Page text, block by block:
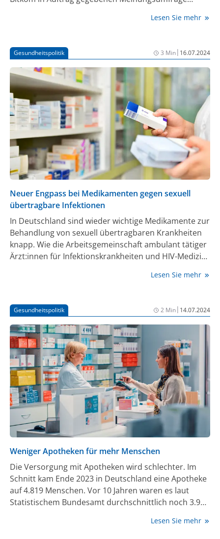
(GBA), beleuchten weitere blinde Flecken im AMNOG-
nutzen oder in der Zukunft anwenden werden.
Lesen Sie mehr
Gesundheitspolitik 3 Min| 16.07.2024
Neuer Engpass bei Medikamenten gegen sexuell
übertragbare Infektionen
In Deutschland sind wieder wichtige Medikamente zur
Behandlung von sexuell übertragbaren Krankheiten
knapp. Wie die Arbeitsgemeinschaft ambulant tätiger
Ärzt:innen für Infektionskrankheiten und HIV-Medizin
Vertretung HIV-kompetenter Apotheken (DAHKA)
Doxycyclin und Azithromycin offenbar nicht mehr
ausreichend zur Verfügung. Damit muss mit
Einschränkungen bei der Behandlung von
Krankheiten wie eine Chlamydien-Infektion,
Gonorrhoe und Syphilis gerechnet werden.
Lesen Sie mehr
Gesundheitspolitik 2 Min| 14.07.2024
Weniger Apotheken für mehr Menschen
Die Versorgung mit Apotheken wird schlechter. Im
Schnitt kam Ende 2023 in Deutschland eine Apotheke
auf 4.819 Menschen. Vor 10 Jahren waren es laut
Statistischem Bundesamt durchschnittlich noch 3.909
Lesen Sie mehr